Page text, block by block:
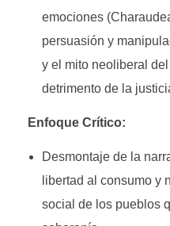
emociones
persuasión y
y el mito neoliberal
detrimento de la
Enfoque Crítico:
Desmontaje de la
libertad al consumo y
social de los pueblos